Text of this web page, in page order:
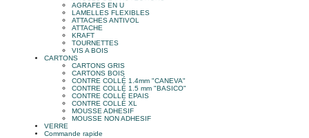
AGRAFES EN U
LAMELLES FLEXIBLES
ATTACHES ANTIVOL
ATTACHE
KRAFT
TOURNETTES
VIS A BOIS
CARTONS
CARTONS GRIS
CARTONS BOIS
CONTRE COLLÉ 1.4mm "CANEVA"
CONTRE COLLÉ 1.5 mm "BASICO"
CONTRE COLLÉ EPAIS
CONTRE COLLÉ XL
MOUSSE ADHESIF
MOUSSE NON ADHESIF
VERRE
Commande rapide